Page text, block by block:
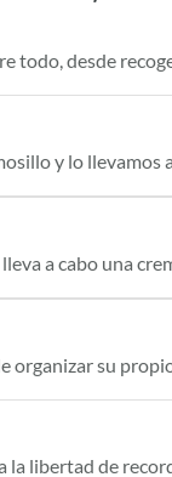
todo, desde
y lo
a cabo una
organizar su
libertad de